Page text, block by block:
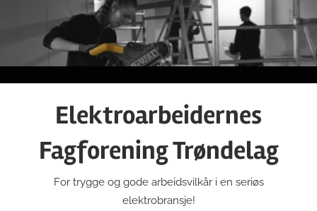
Elektroarbeidernes
Fagforening Trøndelag
For trygge og gode arbeidsvilkår i en seriøs
elektrobransje!